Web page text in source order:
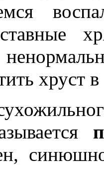
хруст в